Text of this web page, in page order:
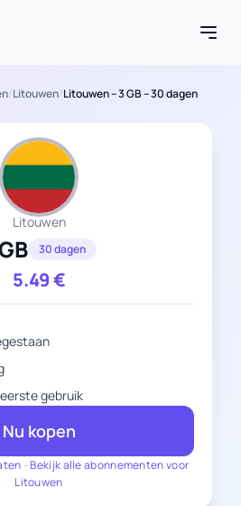
/Litouwen/Litouwen – 3 GB – 30 dagen
Litouwen
30 dagen
5.49€
-Bekijk alle abonnementen voor
Litouwen
gebruik
Nu kopen